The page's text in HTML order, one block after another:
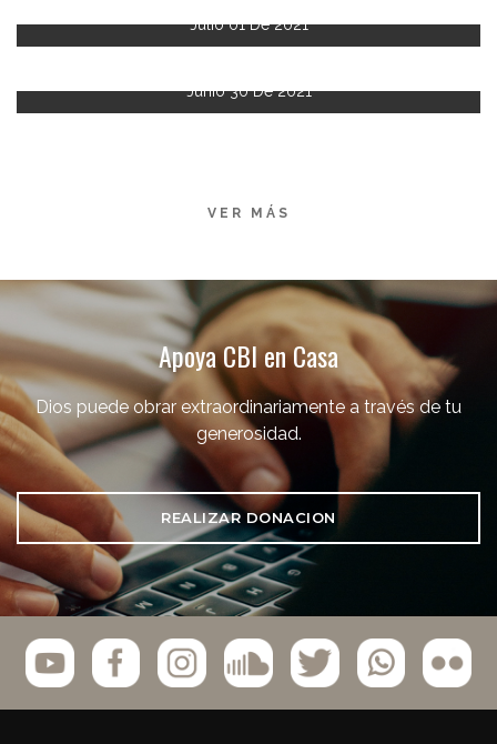
Julio 01 De 2021
Junio 30 De 2021
VER MÁS
Apoya CBI en Casa
Dios puede obrar extraordinariamente a través de tu
generosidad.
REALIZAR DONACION